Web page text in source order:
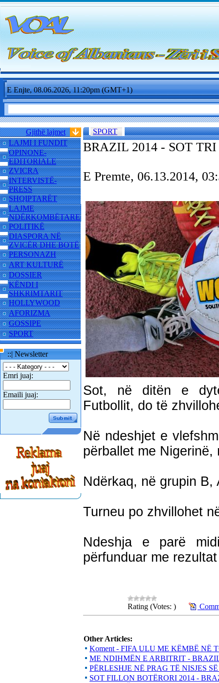
E Enjte, 08.06.2026, 11:20pm (GMT+1)
Gjithë lajmet
LAJMI I FUNDIT
OPINONE-
EDITORIALE
ZVICRA
INTERVISTË-
PRESS
SHQIPTARËT
LAJME
NDËRKOMBËTARE
POLITIKË
DIASPORA NË
ZVICËR DHE BOTË
PERSONAZH
ART KULTURË
DOSSIER
KËNDI I
SHKRIMTARIT
HOLLYWOOD
AFORIZMA
GOSSIPE
SPORT
::| Newsletter
Emri juaj:
Emaili juaj:
SPORT
BRAZIL 2014 - SOT TRI
E Premte, 06.13.2014,
Sot, në ditën e
Futbollit, do të
Në ndeshjet e
përballet me
Ndërkaq, në grupin B,
Turneu po zhvillohet
Ndeshja e parë
përfunduar me
Rating (Votes: )
Other Articles:
Koment - FIFA ULU ME KËMBË NË
ME NDIHMËN E ARBITRIT -
PËRLESHJE NË PRAG TË NISJES
SOT FILLON BOTËRORI 2014 -